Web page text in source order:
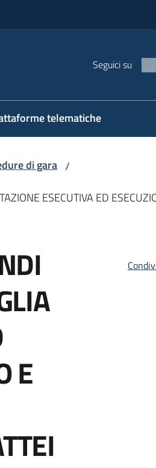
Seguici su
telematiche
di gara /
ESECUTIVA ED
E